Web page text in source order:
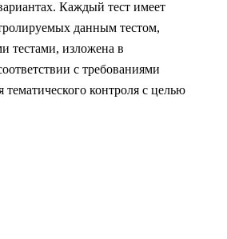
Каждый тест имеет
данным тестом,
тестами, изложена в
с требованиями
контроля с целью